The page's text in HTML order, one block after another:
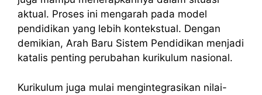
aktual. Proses ini mengarah pada model
pendidikan yang lebih kontekstual. Dengan
demikian, Arah Baru Sistem Pendidikan menjadi
katalis penting perubahan kurikulum nasional.
Kurikulum juga mulai mengintegrasikan nilai-